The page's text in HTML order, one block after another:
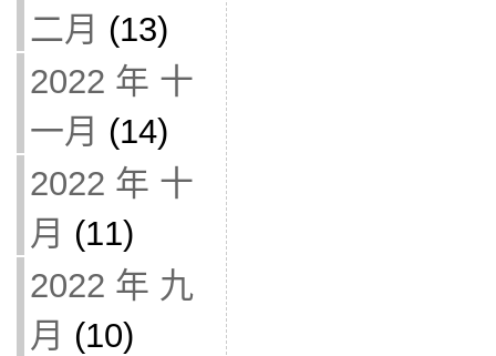
二月 (13)
2022 年 十
一月 (14)
2022 年 十
月 (11)
2022 年 九
月 (10)